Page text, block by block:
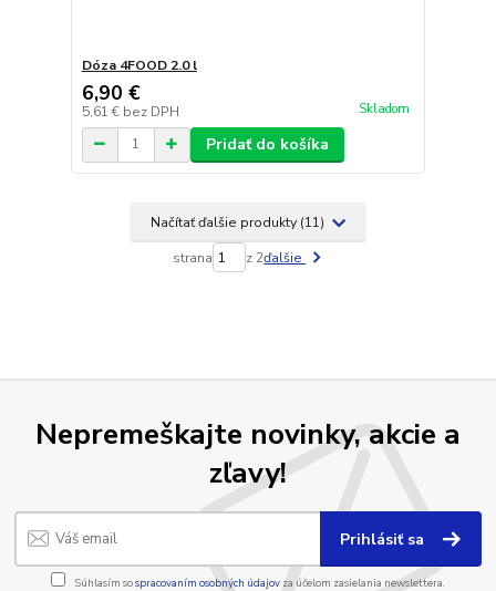
Dóza 4FOOD 2.0 l
6,90 €
5,61 € bez DPH Skladom
Pridať do košíka
Načítať ďalšie produkty (11)
strana z 2ďalšie
Nepremeškajte novinky, akcie a
zľavy!
Prihlásiť sa
Súhlasím sospracovaním osobných údajov za účelom zasielania newslettera.